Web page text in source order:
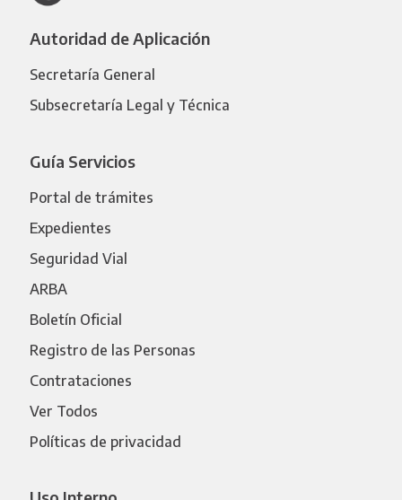
Autoridad de Aplicación
Secretaría General
Subsecretaría Legal y Técnica
Guía Servicios
Portal de trámites
Expedientes
Seguridad Vial
ARBA
Boletín Oficial
Registro de las Personas
Contrataciones
Ver Todos
Políticas de privacidad